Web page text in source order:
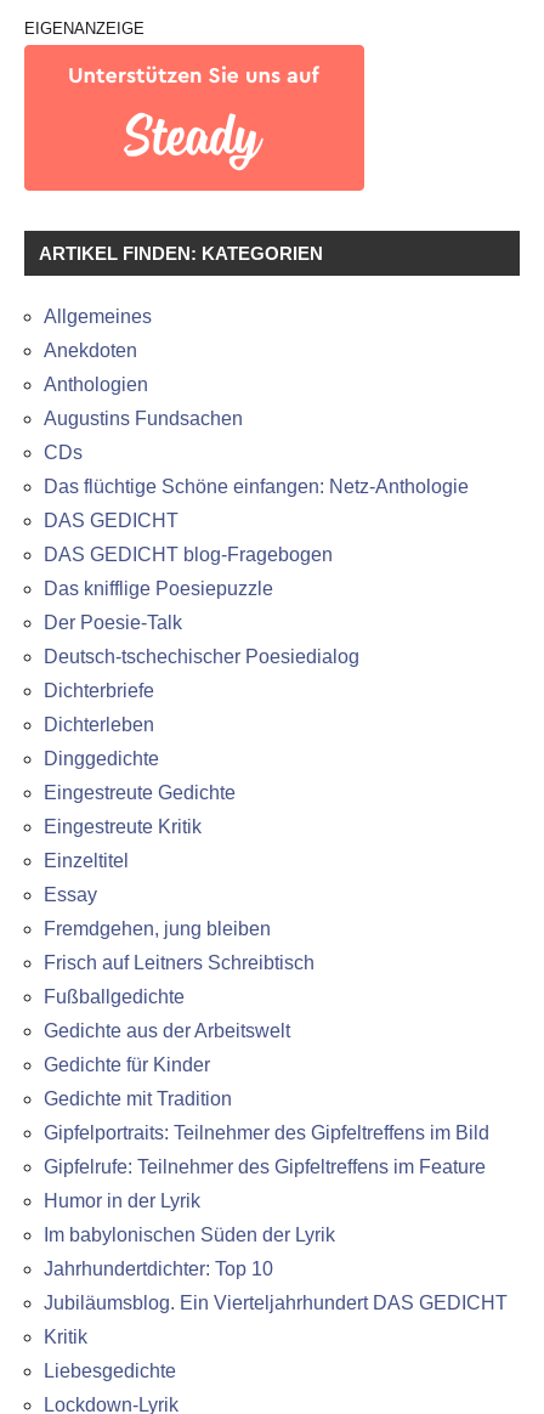
EIGENANZEIGE
ARTIKEL FINDEN: KATEGORIEN
Allgemeines
Anekdoten
Anthologien
Augustins Fundsachen
CDs
Das flüchtige Schöne einfangen: Netz-Anthologie
DAS GEDICHT
DAS GEDICHT blog-Fragebogen
Das knifflige Poesiepuzzle
Der Poesie-Talk
Deutsch-tschechischer Poesiedialog
Dichterbriefe
Dichterleben
Dinggedichte
Eingestreute Gedichte
Eingestreute Kritik
Einzeltitel
Essay
Fremdgehen, jung bleiben
Frisch auf Leitners Schreibtisch
Fußballgedichte
Gedichte aus der Arbeitswelt
Gedichte für Kinder
Gedichte mit Tradition
Gipfelportraits: Teilnehmer des Gipfeltreffens im Bild
Gipfelrufe: Teilnehmer des Gipfeltreffens im Feature
Humor in der Lyrik
Im babylonischen Süden der Lyrik
Jahrhundertdichter: Top 10
Jubiläumsblog. Ein Vierteljahrhundert DAS GEDICHT
Kritik
Liebesgedichte
Lockdown-Lyrik